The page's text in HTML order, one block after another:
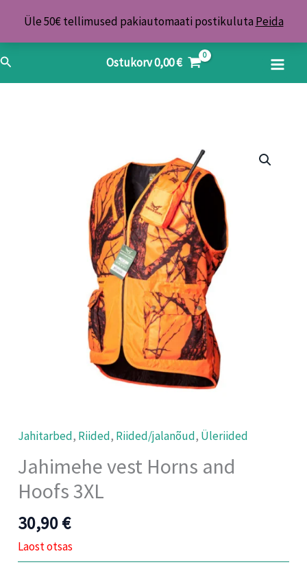
Üle 50€ tellimused pakiautomaati postikuluta Peida
content
Search Ostukorv0,00€
Jahitarbed, Riided, Riided/jalanõud, Üleriided
Jahimehe vest Horns and
Hoofs 3XL
30,90€
Laost otsas